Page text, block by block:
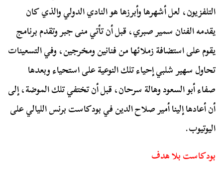
التلفزيون، لعل أشهرها وأبرزها هو النادي الدولي والذي كان
يقدمه الفنان سمير صبري، قبل أن تأتي منى جبر وتقدم برنامج
يقوم على استضافة زملائها من فنانين ومخرجين، وفي التسعينات
تحاول سهير شلبي إحياء تلك النوعية على استحياء وبعدها
صفاء أبو السعود وهالة سرحان، قبل أن تختفي تلك الموضة، إلى
أن أعادها إلينا أمير صلاح الدين في بودكاست برنس الليالي على
اليوتيوب.
بودكاست بلا هدف